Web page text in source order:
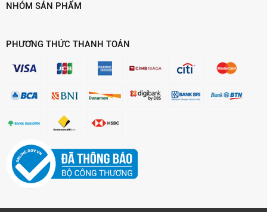
NHÓM SẢN PHẨM
PHƯƠNG THỨC THANH TOÁN